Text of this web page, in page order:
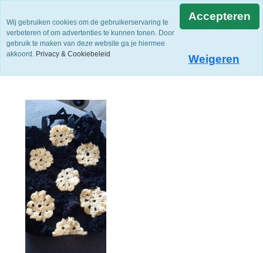
Wij gebruiken cookies om de gebruikerservaring te
verbeteren of om advertenties te kunnen tonen. Door
gebruik te maken van deze website ga je hiermee
akkoord. Privacy & Cookiebeleid
Accepteren
Weigeren